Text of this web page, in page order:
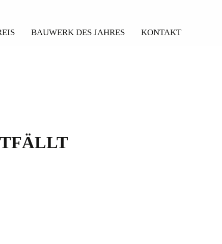
BAUWERK DES JAHRES KONTAKT